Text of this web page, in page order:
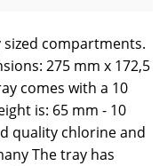
compartments.
275 mm x 172,5
comes with a 10
is: 65 mm - 10
quality chlorine and
The tray has